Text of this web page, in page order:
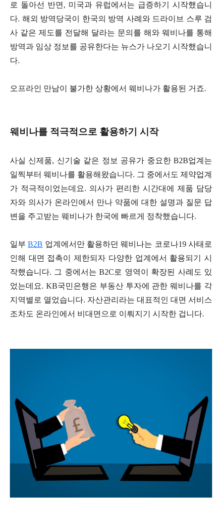
로 돌아선 반면, 미국과 유럽에서는 급증하기 시작했습니
다. 해외 방역당국이 한국의 방역 사례와 드라이브 스루 검
사 같은 제도를 전달해 달라는 문의를 해와 웨비나를 통해
방역과 임상 정보를 공유한다는 뉴스가 나오기 시작했습니
다.
오프라인 만남이 불가한 상황에서 웨비나가 활용된 거죠.
웨비나를 적극적으로 활용하기 시작
사실 신제품, 신기술 같은 정보 공유가 중요한 B2B업계는
일찍부터 웨비나를 활용해왔습니다. 그 중에서도 제약업계
가 적극적이었는데요. 의사가 편리한 시간대에 제품 담당
자와 의사가 온라인에서 만나 약품에 대한 설명과 질문 답
변을 주고받는 웨비나가 한국에 빠르게 정착했습니다.
일부B2B 업계에서만 활용하던 웨비나는 코로나19 사태로
인해 대면 접촉이 제한되자 다양한 업계에서 활용되기 시
작했습니다. 그 중에서는 B2C로 영역이 확장된 사례도 있
었는데요. KB국민은행은 부동산 투자에 관한 웨비나를 각
지역별로 열었습니다. 자산관리라는 대표적인 대면 서비스
조차도 온라인에서 비대면으로 이뤄지기 시작한 겁니다.